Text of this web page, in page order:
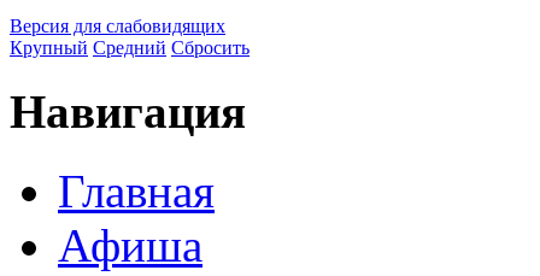
Версия для слабовидящих
Крупный Средний Сбросить
Навигация
Главная
Афиша